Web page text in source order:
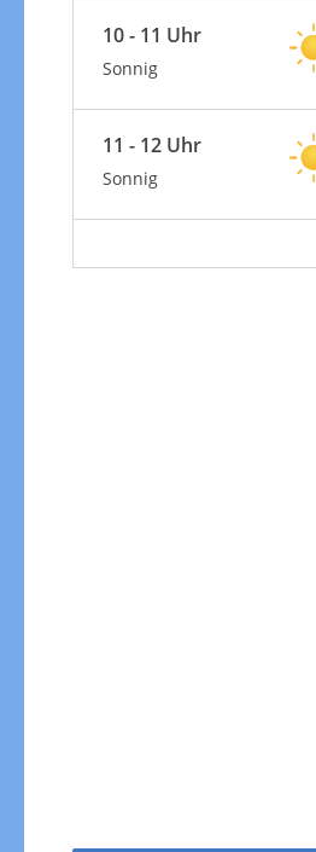
10 - 11 Uhr
Sonnig
11 - 12 Uhr
Sonnig